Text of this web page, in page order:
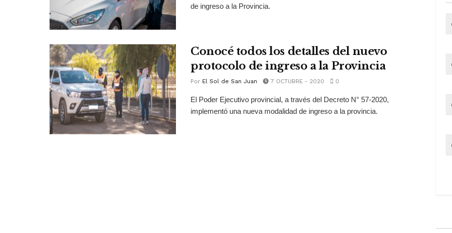
de ingreso a la Provincia.
Conocé todos los detalles del nuevo
protocolo de ingreso a la Provincia
Por El Sol de San Juan 7 OCTUBRE - 2020 0
El Poder Ejecutivo provincial, a través del Decreto N° 57-2020,
implementó una nueva modalidad de ingreso a la provincia.